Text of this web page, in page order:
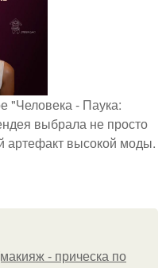
"Человека - Паука:
выбрала не просто
артефакт высокой моды.
- прическа по